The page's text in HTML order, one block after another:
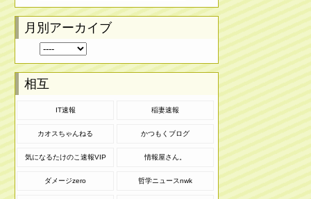
月別アーカイブ
相互
IT速報 稲妻速報
カオスちゃんねる かつもくブログ
気になるたけのこ速報VIP 情報屋さん。
ダメージzero 哲学ニュースnwk